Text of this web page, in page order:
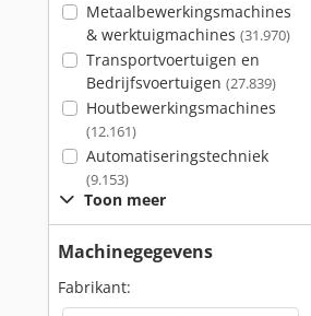
Metaalbewerkingsmachines
& werktuigmachines (31.970)
Transportvoertuigen en
Bedrijfsvoertuigen (27.839)
Houtbewerkingsmachines
(12.161)
Automatiseringstechniek
(9.153)
Toon meer
Machinegegevens
Fabrikant: